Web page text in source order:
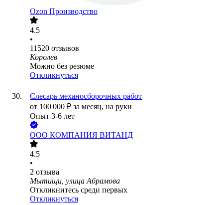
Ozon Производство
4.5
•
11520 отзывов
Королев
Можно без резюме
Откликнуться
Слесарь механосборочных работ
от 100 000 ₽ за месяц, на руки
Опыт 3-6 лет
ООО КОМПАНИЯ ВИТАНД
4.5
•
2 отзыва
Мытищи, улица Абрамова
Откликнитесь среди первых
Откликнуться